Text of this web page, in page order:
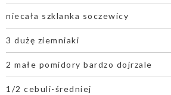
niecała szklanka soczewicy
3 dużę ziemniaki
2 małe pomidory bardzo dojrzale
1/2 cebuli-średniej